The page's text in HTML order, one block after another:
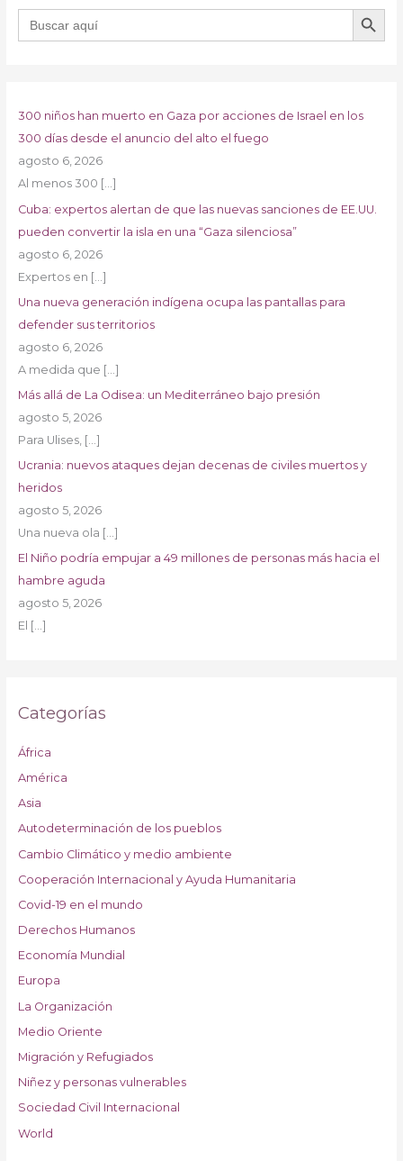
Buscar: BOTÓN DE
300 niños han muerto en Gaza por acciones de Israel en los
300 días desde el anuncio del alto el fuego
agosto 6, 2026
Al menos 300 […]
Cuba: expertos alertan de que las nuevas sanciones de EE.UU.
pueden convertir la isla en una “Gaza silenciosa”
agosto 6, 2026
Expertos en […]
Una nueva generación indígena ocupa las pantallas para
defender sus territorios
agosto 6, 2026
A medida que […]
Más allá de La Odisea: un Mediterráneo bajo presión
agosto 5, 2026
Para Ulises, […]
Ucrania: nuevos ataques dejan decenas de civiles muertos y
heridos
agosto 5, 2026
Una nueva ola […]
El Niño podría empujar a 49 millones de personas más hacia el
hambre aguda
agosto 5, 2026
El […]
Categorías
África
América
Asia
Autodeterminación de los pueblos
Cambio Climático y medio ambiente
Cooperación Internacional y Ayuda Humanitaria
Covid-19 en el mundo
Derechos Humanos
Economía Mundial
Europa
La Organización
Medio Oriente
Migración y Refugiados
Niñez y personas vulnerables
Sociedad Civil Internacional
World